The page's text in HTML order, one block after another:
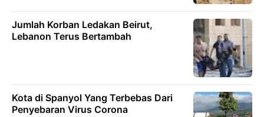
Jumlah Korban Ledakan Beirut,
Lebanon Terus Bertambah
Kota di Spanyol Yang Terbebas Dari
Penyebaran Virus Corona